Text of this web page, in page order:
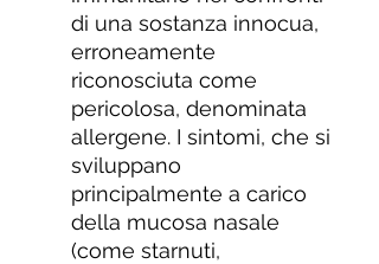
di una sostanza innocua,
erroneamente
riconosciuta come
pericolosa, denominata
allergene. I sintomi, che si
sviluppano
principalmente a carico
della mucosa nasale
(come starnuti,